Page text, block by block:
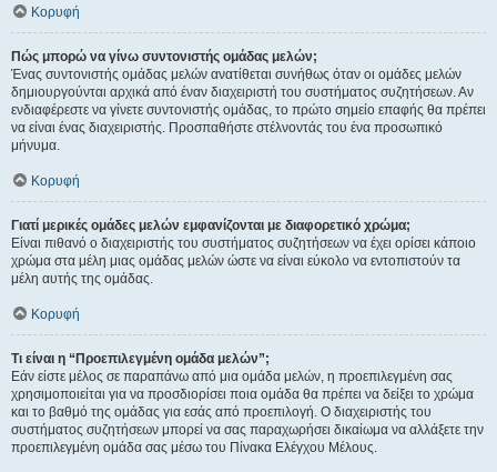
Κορυφή
Πώς μπορώ να γίνω συντονιστής ομάδας μελών;
Ένας συντονιστής ομάδας μελών ανατίθεται συνήθως όταν οι ομάδες μελών
δημιουργούνται αρχικά από έναν διαχειριστή του συστήματος συζητήσεων. Αν
ενδιαφέρεστε να γίνετε συντονιστής ομάδας, το πρώτο σημείο επαφής θα πρέπει
να είναι ένας διαχειριστής. Προσπαθήστε στέλνοντάς του ένα προσωπικό
μήνυμα.
Κορυφή
Γιατί μερικές ομάδες μελών εμφανίζονται με διαφορετικό χρώμα;
Είναι πιθανό ο διαχειριστής του συστήματος συζητήσεων να έχει ορίσει κάποιο
χρώμα στα μέλη μιας ομάδας μελών ώστε να είναι εύκολο να εντοπιστούν τα
μέλη αυτής της ομάδας.
Κορυφή
Τι είναι η “Προεπιλεγμένη ομάδα μελών”;
Εάν είστε μέλος σε παραπάνω από μια ομάδα μελών, η προεπιλεγμένη σας
χρησιμοποιείται για να προσδιορίσει ποια ομάδα θα πρέπει να δείξει το χρώμα
και το βαθμό της ομάδας για εσάς από προεπιλογή. Ο διαχειριστής του
συστήματος συζητήσεων μπορεί να σας παραχωρήσει δικαίωμα να αλλάξετε την
προεπιλεγμένη ομάδα σας μέσω του Πίνακα Ελέγχου Μέλους.